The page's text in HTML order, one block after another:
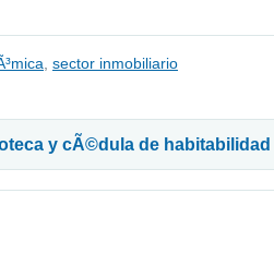
sector inmobiliario
y cÃ©dula de habitabilidad